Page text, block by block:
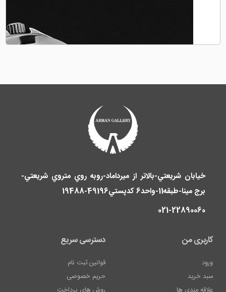
خيابان شريعتي-بالاتر از ميرداماد-روبه روي متروي شريعتي-
برج مينا-طبقه11-واحد6 کدپستي49196-19488
Lazer
vme
Dudak
Dolgusu
021-22890060
کاربری من
ورود
سبد خرید
دسترسی سریع
قوانین ثبت نام
حریم خصوصی